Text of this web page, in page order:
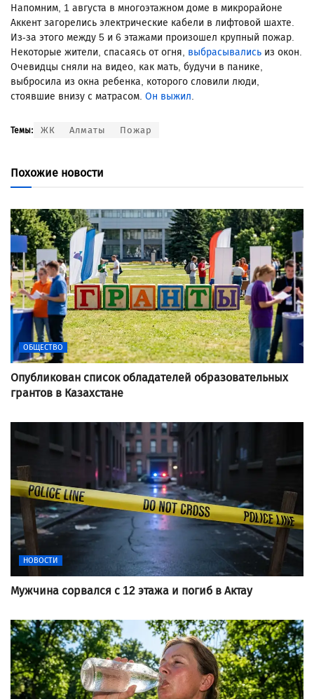
Напомним, 1 августа в многоэтажном доме в микрорайоне
Аккент загорелись электрические кабели в лифтовой шахте.
Из-за этого между 5 и 6 этажами произошел крупный пожар.
Некоторые жители, спасаясь от огня, выбрасывались из окон.
Очевидцы сняли на видео, как мать, будучи в панике,
выбросила из окна ребенка, которого словили люди,
стоявшие внизу с матрасом. Он выжил.
Темы: ЖК Алматы Пожар
Похожие новости
ОБЩЕСТВО
Опубликован список обладателей образовательных
грантов в Казахстане
НОВОСТИ
Мужчина сорвался с 12 этажа и погиб в Актау